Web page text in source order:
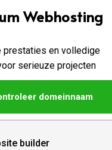
Webhosting
prestaties en volledige
serieuze projecten
domeinnaam
builder